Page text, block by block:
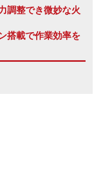
調整でき微妙な火
搭載で作業効率を